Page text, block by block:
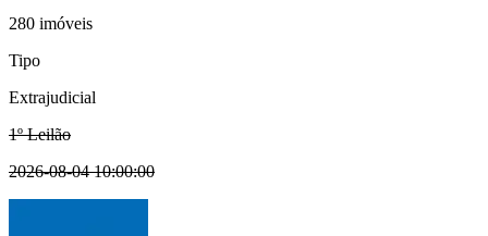
280 imóveis
Tipo
Extrajudicial
1º Leilão
2026-08-04 10:00:00